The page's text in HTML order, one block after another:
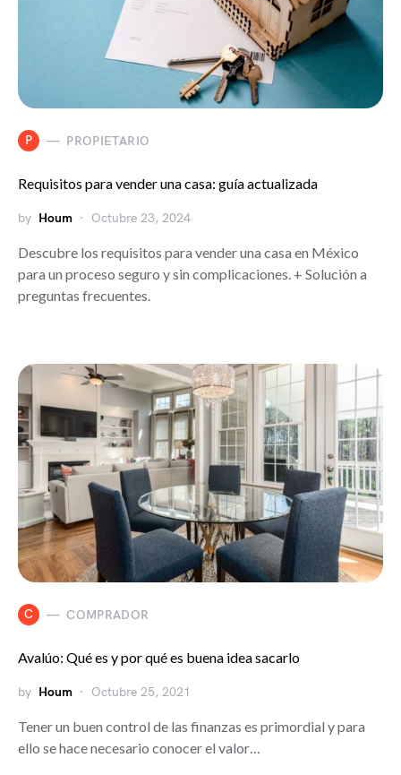
P PROPIETARIO
Requisitos para vender una casa: guía actualizada
by Houm Octubre 23, 2024
Descubre los requisitos para vender una casa en México
para un proceso seguro y sin complicaciones. + Solución a
preguntas frecuentes.
C COMPRADOR
Avalúo: Qué es y por qué es buena idea sacarlo
by Houm Octubre 25, 2021
Tener un buen control de las finanzas es primordial y para
ello se hace necesario conocer el valor…